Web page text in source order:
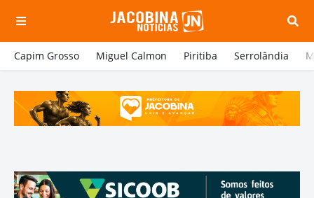
Capim Grosso Miguel Calmon Piritiba Serrolândia